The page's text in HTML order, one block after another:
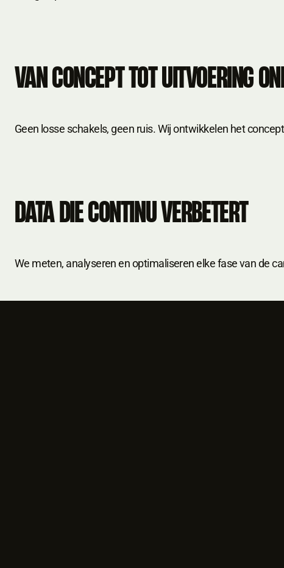
VAN CONCEPT TOT UITVOERING
Geen losse schakels, geen ruis. Wij ontwikkelen het
DATA DIE CONTINU VERBETERT
We meten, analyseren en optimaliseren elke fase van de